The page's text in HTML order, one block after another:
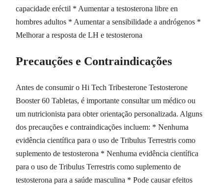
capacidade eréctil * Aumentar a testosterona libre en
hombres adultos * Aumentar a sensibilidade a andrógenos *
Melhorar a resposta de LH e testosterona
Precauções e Contraindicações
Antes de consumir o Hi Tech Tribesterone Testosterone
Booster 60 Tabletas, é importante consultar um médico ou
um nutricionista para obter orientação personalizada. Alguns
dos precauções e contraindicações incluem: * Nenhuma
evidência científica para o uso de Tribulus Terrestris como
suplemento de testosterona * Nenhuma evidência científica
para o uso de Tribulus Terrestris como suplemento de
testosterona para a saúde masculina * Pode causar efeitos